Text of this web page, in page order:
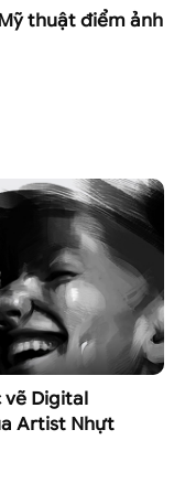
thuật điểm ảnh
Digital
Artist Nhựt